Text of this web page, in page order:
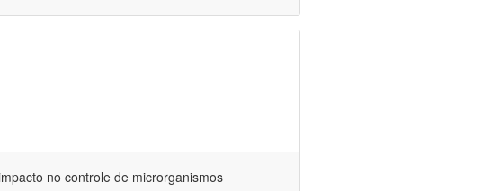
no controle de microrganismos